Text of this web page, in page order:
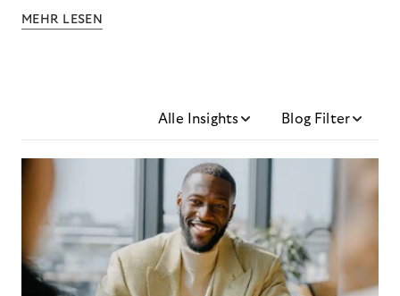
MEHR LESEN
Alle Insights Blog Filter